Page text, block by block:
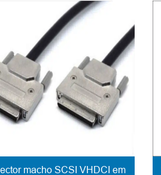
macho SCSI VHDCI em